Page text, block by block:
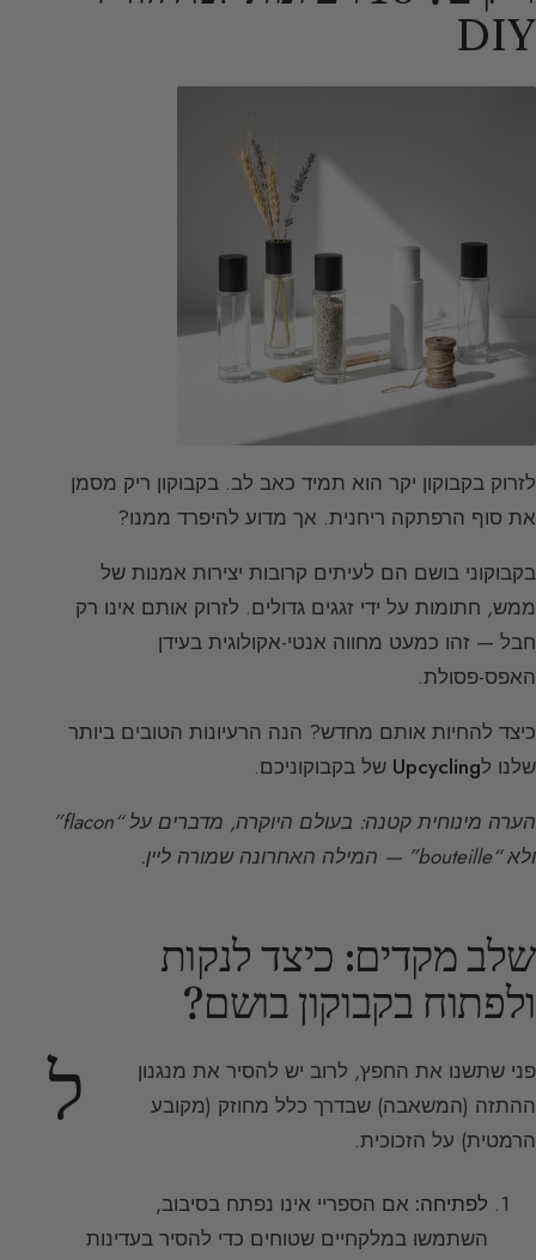
DIY
לזרוק בקבוקון יקר הוא תמיד כאב לב. בקבוקון ריק מסמן
את סוף הרפתקה ריחנית. אך מדוע להיפרד ממנו?
בקבוקוני בושם הם לעיתים קרובות יצירות אמנות של
ממש, חתומות על ידי זגגים גדולים. לזרוק אותם אינו רק
חבל — זהו כמעט מחווה אנטי-אקולוגית בעידן
האפס-פסולת.
כיצד להחיות אותם מחדש? הנה הרעיונות הטובים ביותר
שלנו לUpcycling של בקבוקוניכם.
הערה מינוחית קטנה: בעולם היוקרה, מדברים על “flacon”
ולא “bouteille” — המילה האחרונה שמורה ליין.
שלב מקדים: כיצד לנקות
ולפתוח בקבוקון בושם?
ל
פני שתשנו את החפץ, לרוב יש להסיר את מנגנון
ההתזה (המשאבה) שבדרך כלל מחוזק (מקובע
הרמטית) על הזכוכית.
לפתיחה: אם הספריי אינו נפתח בסיבוב,
השתמשו במלקחיים שטוחים כדי להסיר בעדינות